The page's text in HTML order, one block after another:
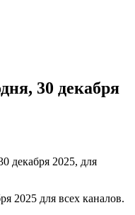
30 декабря
2025 для всех каналов.